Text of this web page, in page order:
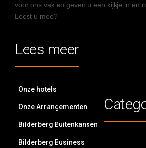
voor ons vak en geven u een kijkje in en
Leest u mee?
Lees meer
Onze hotels
Onze Arrangementen
Bilderberg Buitenkansen
Bilderberg Business